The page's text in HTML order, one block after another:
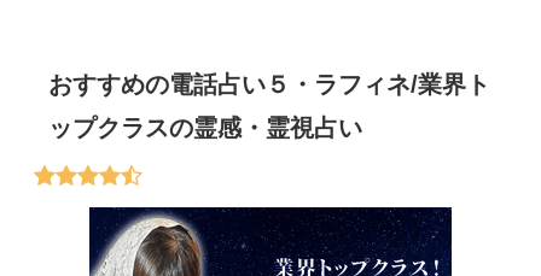
おすすめの電話占い５・ラフィネ/業界ト
ップクラスの霊感・霊視占い